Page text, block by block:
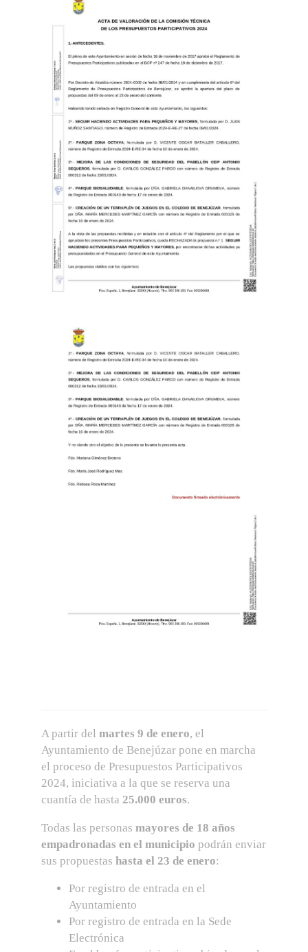
A partir del martes 9 de enero, el
Ayuntamiento de Benejúzar pone en marcha
el proceso de Presupuestos Participativos
2024, iniciativa a la que se reserva una
cuantía de hasta 25.000 euros.
Todas las personas mayores de 18 años
empadronadas en el municipio podrán enviar
sus propuestas hasta el 23 de enero:
Por registro de entrada en el
Ayuntamiento
Por registro de entrada en la Sede
Electrónica